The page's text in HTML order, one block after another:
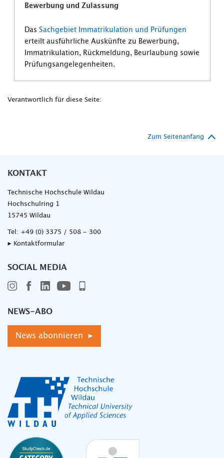
Bewerbung und Zulassung
Das Sachgebiet Immatrikulation und Prüfungen
erteilt ausführliche Auskünfte zu Bewerbung,
Immatrikulation, Rückmeldung, Beurlaubung sowie
Prüfungsangelegenheiten.
Verantwortlich für diese Seite:
Zum Seitenanfang
KONTAKT
Technische Hochschule Wildau
Hochschulring 1
15745 Wildau
Tel: +49 (0) 3375 / 508 - 300
▸ Kontaktformular
SOCIAL MEDIA
NEWS-ABO
News abonnieren ▸